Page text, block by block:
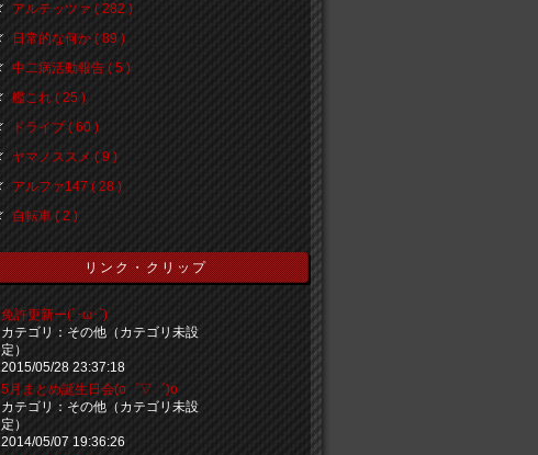
アルテッツァ ( 282 )
日常的な何か ( 89 )
中二病活動報告 ( 5 )
艦これ ( 25 )
ドライブ ( 60 )
ヤマノススメ ( 9 )
アルファ147 ( 28 )
自転車 ( 2 )
リンク・クリップ
免許更新ー(´･ω･`)
カテゴリ：その他（カテゴリ未設
定）
2015/05/28 23:37:18
5月まとめ誕生日会(o゜▽゜)o
カテゴリ：その他（カテゴリ未設
定）
2014/05/07 19:36:26